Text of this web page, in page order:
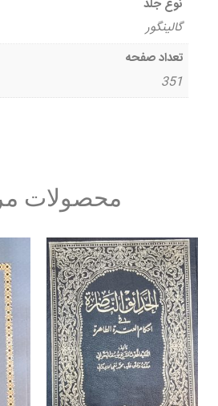
نوع جلد
گالینگور
تعداد صفحه
351
محصولات